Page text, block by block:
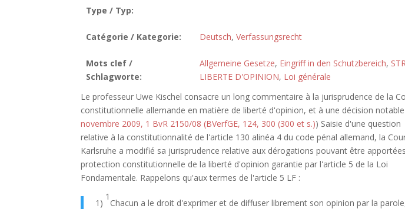
Type / Typ:
Catégorie / Kategorie: Deutsch, Verfassungsrecht
Mots clef /
Schlagworte:
Allgemeine Gesetze, Eingriff in den Schutzbereich,
LIBERTE D'OPINION, Loi générale
Le professeur Uwe Kischel consacre un long commentaire à la jurisprudence de la
constitutionnelle allemande en matière de liberté d'opinion, et à une décision
novembre 2009, 1 BvR 2150/08 (BVerfGE, 124, 300 (300 et s.)) Saisie d'une question
relative à la constitutionnalité de l'article 130 alinéa 4 du code pénal allemand, la
Karlsruhe a modifié sa jurisprudence relative aux dérogations pouvant être
protection constitutionnelle de la liberté d'opinion garantie par l'article 5 de la Loi
Fondamentale. Rappelons qu'aux termes de l'article 5 LF :
1)
1
Chacun a le droit d'exprimer et de diffuser librement son opinion par la